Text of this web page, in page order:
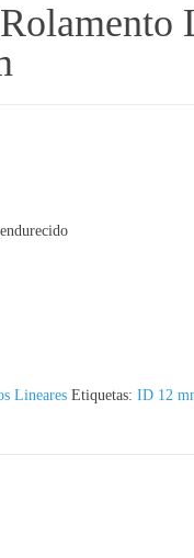
Lineares Etiquetas: ID 12